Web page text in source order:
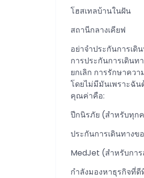
โฮสเทลบ้านในฝัน
สถานีกลางเคียฟ
อย่าจำประกันการเดิ
การประกันการเดินท
ยกเลิก การรักษาคว
โดยไม่มีมันเพราะฉั
คุณค่าคือ:
ปีกนิรภัย (สำหรับทุก
ประกันการเดินทาง
MedJet (สำหรับกา
กำลังมองหาธุรกิจที่ดี